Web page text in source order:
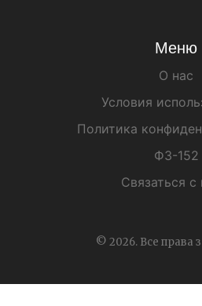
Меню
О нас
Условия
Политика
ФЗ-152
Связаться с
© 2026. Все права